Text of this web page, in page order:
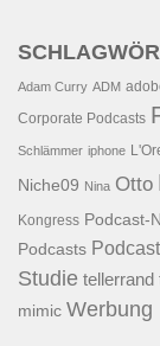
Adam Curry ADM
Corporate Podcasts
Schlämmer iphone
Niche09 Nina Otto
Kongress Podcast-
Podcasts
Studie tellerrand
mimic Werbung